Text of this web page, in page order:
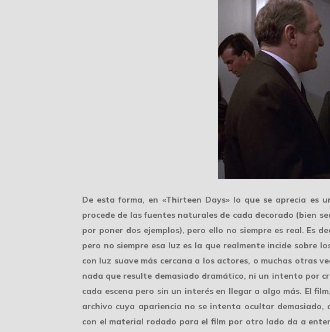
De esta forma, en «Thirteen Days» lo que se aprecia es
procede de las fuentes naturales de cada decorado (bien
por poner dos ejemplos), pero ello no siempre es real. Es
pero no siempre esa luz es la que realmente incide sobre
con luz suave más cercana a los actores, o muchas otras
nada que resulte demasiado dramático, ni un intento por
cada escena pero sin un interés en llegar a algo más. El
archivo cuya apariencia no se intenta ocultar
con el material rodado para el film por otro lado da a